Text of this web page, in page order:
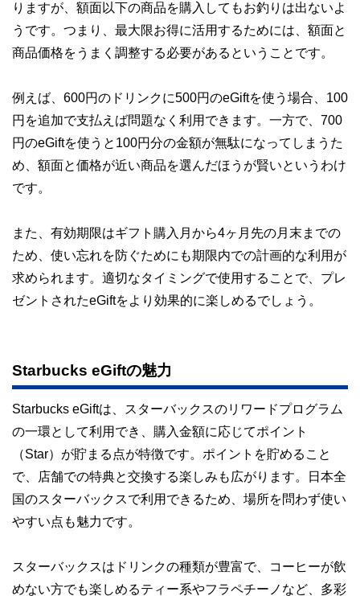
りますが、額面以下の商品を購入してもお釣りは出ないよ
うです。つまり、最大限お得に活用するためには、額面と
商品価格をうまく調整する必要があるということです。
例えば、600円のドリンクに500円のeGiftを使う場合、100
円を追加で支払えば問題なく利用できます。一方で、700
円のeGiftを使うと100円分の金額が無駄になってしまうた
め、額面と価格が近い商品を選んだほうが賢いというわけ
です。
また、有効期限はギフト購入月から4ヶ月先の月末までの
ため、使い忘れを防ぐためにも期限内での計画的な利用が
求められます。適切なタイミングで使用することで、プレ
ゼントされたeGiftをより効果的に楽しめるでしょう。
Starbucks eGiftの魅力
Starbucks eGiftは、スターバックスのリワードプログラム
の一環として利用でき、購入金額に応じてポイント
（Star）が貯まる点が特徴です。ポイントを貯めること
で、店舗での特典と交換する楽しみも広がります。日本全
国のスターバックスで利用できるため、場所を問わず使い
やすい点も魅力です。
スターバックスはドリンクの種類が豊富で、コーヒーが飲
めない方でも楽しめるティー系やフラペチーノなど、多彩